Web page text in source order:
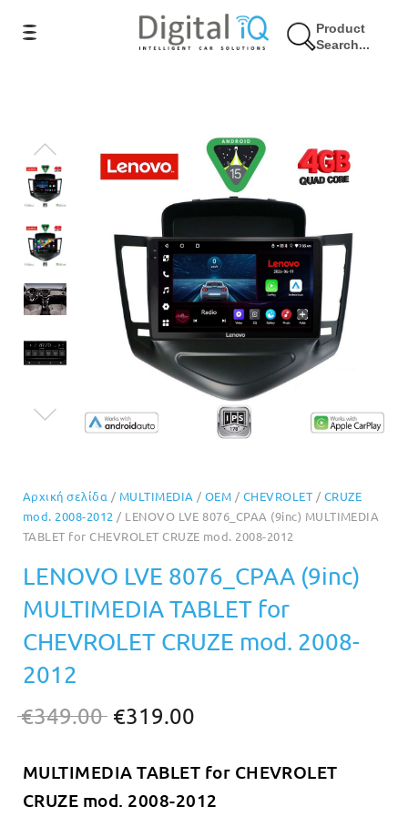
Product
Search...
9% Έκπτωση
Αρχική σελίδα / MULTIMEDIA / OEM / CHEVROLET/ CRUZE
mod. 2008-2012 / LENOVO LVE 8076_CPAA (9inc) MULTIMEDIA
TABLET for CHEVROLET CRUZE mod. 2008-2012
LENOVO LVE 8076_CPAA (9inc)
MULTIMEDIA TABLET for
CHEVROLET CRUZE mod. 2008-
2012
€349.00 Original
was:
€349.00.
€319.00
τιμή
είναι:
MULTIMEDIA TABLET for CHEVROLET
CRUZE mod. 2008-2012